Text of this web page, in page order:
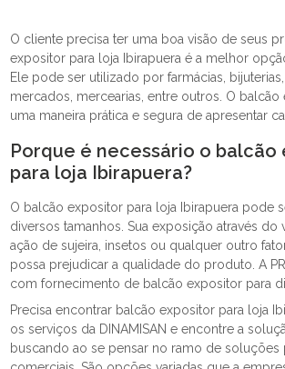
O cliente precisa ter uma boa visão de seus
expositor para loja Ibirapuera é a melhor
Ele pode ser utilizado por farmácias, bijuterias,
mercados, mercearias, entre outros. O
uma maneira prática e segura de apresentar
Porque é necessário o balcão
para loja Ibirapuera?
O balcão expositor para loja Ibirapuera pode
diversos tamanhos. Sua exposição através do
ação de sujeira, insetos ou qualquer outro
possa prejudicar a qualidade do produto. A
com fornecimento de balcão expositor para
Precisa encontrar balcão expositor para loja
os serviços da DINAMISAN e encontre a
buscando ao se pensar no ramo de soluções